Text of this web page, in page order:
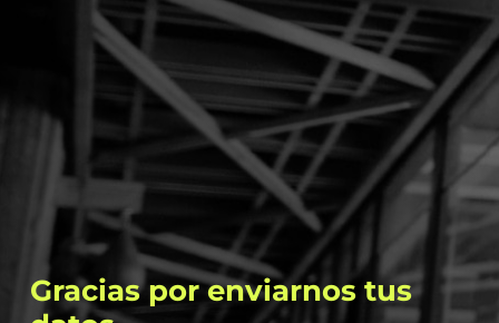
Gracias por enviarnos tus